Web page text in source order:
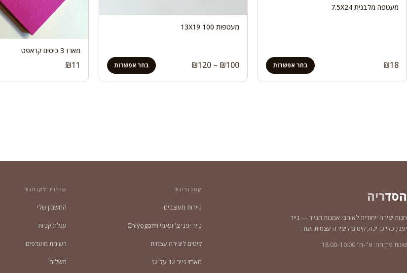
מעטפה מלבנית 7.5X24
₪18 בחר אפשרות
מעטפות 100 13X19
₪100
–
₪120 טווח
בחר אפשרות
מארז 3 כיסים קראפט
₪11
הסדריה
חנות יצירה ייחודית לאוהבי אמנות הנייר — נייר
יפני, כלי כריכה, קיטים ליצירה עצמית ועוד.
שעות פתיחה: א׳–ה׳ 10:00–18:00
קטגוריות
ניירות מעוצבים
נייר יפני צ'יוגאמי Chiyogami
קיטים ליצירה עצמית
מארזי נייר 12 על 12
שירות לקוחות
החשבון שלי
עגלת קניות
רשימת מועדפים
תשלום